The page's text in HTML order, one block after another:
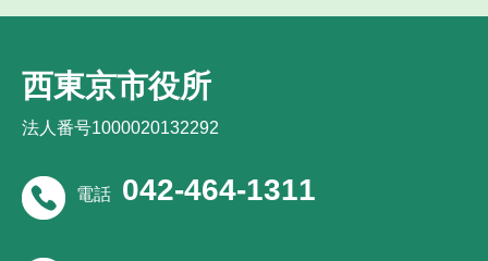
西東京市役所
法人番号1000020132292
電話 042-464-1311